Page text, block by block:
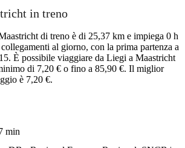
in treno
di treno è di 25,37 km e impiega 0 h
al giorno, con la prima partenza a
È possibile viaggiare da Liegi a Maastricht
di 7,20 € o fino a 85,90 €. Il miglior
è 7,20 €.
min